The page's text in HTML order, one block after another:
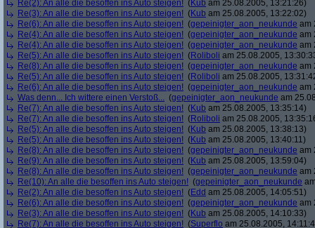
Re(2): An alle die besoffen ins Auto steigen! (Kub am 25.08.2005, 13:21:26)
Re(3): An alle die besoffen ins Auto steigen! (Kub am 25.08.2005, 13:22:02)
Re(6): An alle die besoffen ins Auto steigen! (gepeinigter_aon_neukunde am
Re(4): An alle die besoffen ins Auto steigen! (gepeinigter_aon_neukunde am
Re(4): An alle die besoffen ins Auto steigen! (gepeinigter_aon_neukunde am
Re(5): An alle die besoffen ins Auto steigen! (Roliboli am 25.08.2005,
Re(8): An alle die besoffen ins Auto steigen! (gepeinigter_aon_neukunde am
Re(5): An alle die besoffen ins Auto steigen! (Roliboli am 25.08.2005,
Re(6): An alle die besoffen ins Auto steigen! (gepeinigter_aon_neukunde am
Was denn... Ich wittere einen Verstoß... (gepeinigter_aon_neukunde am
Re(7): An alle die besoffen ins Auto steigen! (Kub am 25.08.2005, 13:35:14)
Re(7): An alle die besoffen ins Auto steigen! (Roliboli am 25.08.2005,
Re(5): An alle die besoffen ins Auto steigen! (Kub am 25.08.2005, 13:38:13)
Re(5): An alle die besoffen ins Auto steigen! (Kub am 25.08.2005, 13:40:11)
Re(8): An alle die besoffen ins Auto steigen! (gepeinigter_aon_neukunde am
Re(9): An alle die besoffen ins Auto steigen! (Kub am 25.08.2005, 13:59:04)
Re(8): An alle die besoffen ins Auto steigen! (gepeinigter_aon_neukunde am
Re(10): An alle die besoffen ins Auto steigen! (gepeinigter_aon_neukunde
Re(2): An alle die besoffen ins Auto steigen! (Edd am 25.08.2005, 14:05:51)
Re(6): An alle die besoffen ins Auto steigen! (gepeinigter_aon_neukunde am
Re(3): An alle die besoffen ins Auto steigen! (Kub am 25.08.2005, 14:10:33)
Re(7): An alle die besoffen ins Auto steigen! (Superflo am 25.08.2005,